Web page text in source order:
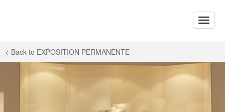
Toggle
< Back to EXPOSITION PERMANENTE